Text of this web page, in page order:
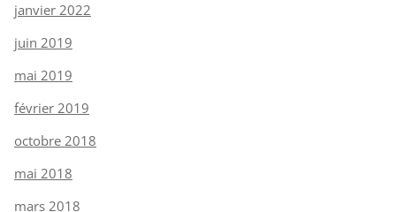
janvier 2022
juin 2019
mai 2019
février 2019
octobre 2018
mai 2018
mars 2018